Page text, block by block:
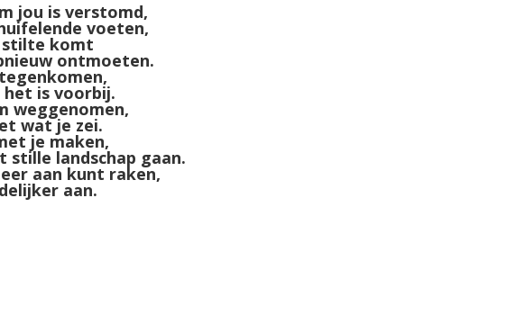
jou is verstomd,
voeten,
stilte komt
ontmoeten.
het is voorbij.
weggenomen,
wat je zei.
je maken,
stille landschap gaan.
aan kunt raken,
aan.